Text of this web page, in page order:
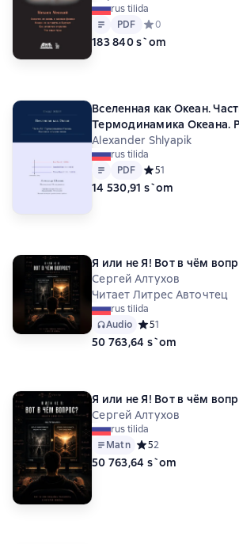
rus tilida
Matn
PDF
PDF Средний рейтинг 0
0
183 840 s`om
Вселенная как Океан.
Термодинамика Океана.
эпохи
Alexander Shlyapik
rus tilida
Matn
PDF
PDF Средний рейтинг 5
51
14 530,91 s`om
Я или не Я! Вот в чём
Сергей Алтухов
Читает Литрес Авточтец
rus tilida
Audio Средний рейтинг 5
51
50 763,64 s`om
Я или не Я! Вот в чём
Сергей Алтухов
rus tilida
Matn Средний рейтинг 5 на
52
50 763,64 s`om